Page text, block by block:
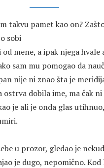
takvu pamet kao on?
sobi
mene, a ipak njega hvale
sam mu pomogao da
nije ni znao šta je
ostrva dobila ime, ma čak
je ali je onda glas
u prozor, gledao je nekud
je dugo, nepomično.